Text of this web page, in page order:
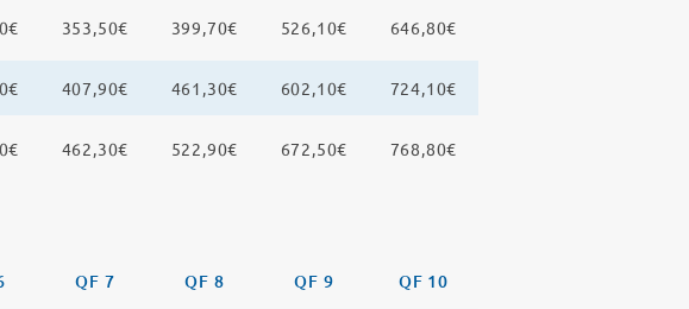
353,50€ 399,70€ 526,10€ 646,80€
407,90€ 461,30€ 602,10€ 724,10€
462,30€ 522,90€ 672,50€ 768,80€
QF 7 QF 8 QF 9 QF 10